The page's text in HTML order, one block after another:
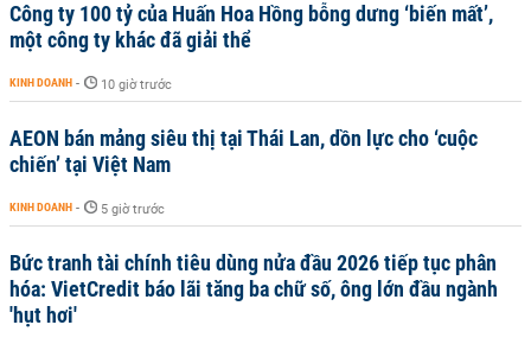
Công ty 100 tỷ của Huấn Hoa Hồng bỗng dưng ‘biến mất’,
một công ty khác đã giải thể
KINH DOANH - 10 giờ trước
AEON bán mảng siêu thị tại Thái Lan, dồn lực cho ‘cuộc
chiến’ tại Việt Nam
KINH DOANH - 5 giờ trước
Bức tranh tài chính tiêu dùng nửa đầu 2026 tiếp tục phân
hóa: VietCredit báo lãi tăng ba chữ số, ông lớn đầu ngành
'hụt hơi'